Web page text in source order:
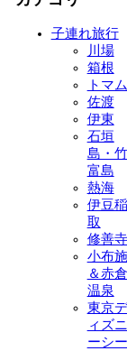
子連れ旅行
川場
箱根
トマム
佐渡
伊東
石垣
島・竹
富島
熱海
伊豆稲
取
修善寺
小布施
＆赤倉
温泉
東京デ
ィズニ
ーシー